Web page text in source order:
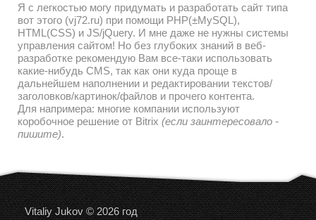
Я с легкостью могу придумать и разработать сайт типа
вот этого (vj72.ru) при помощи PHP(±MySQL),
HTML(CSS) и JS/jQuery. И мне даже не нужны системы
управления сайтом! Но без глубоких знаний в веб-
разработке рекомендую Вам все-таки использовать
какие-нибудь CMS, так как они куда проще в
дальнейшем наполнении и редактировании текстов/
заголовков/картинок/файлов и прочего контента.
Для напримера: многие компании используют
коробочное решение от Bitrix (если заинтересовало -
пишите).
Vitaliy Jukov © 2026 год